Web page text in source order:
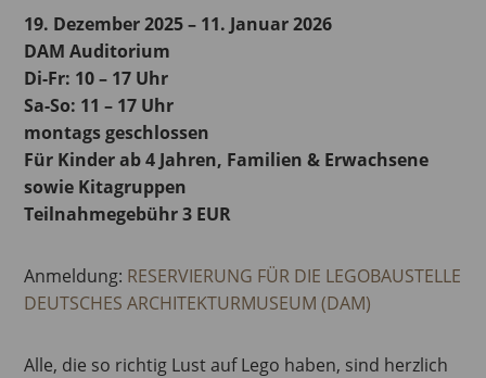
19. Dezember 2025 – 11. Januar 2026
DAM Auditorium
Di-Fr: 10 – 17 Uhr
Sa-So: 11 – 17 Uhr
montags geschlossen
Für Kinder ab 4 Jahren, Familien & Erwachsene
sowie Kitagruppen
Teilnahmegebühr 3 EUR
Anmeldung: RESERVIERUNG FÜR DIE LEGOBAUSTELLE
DEUTSCHES ARCHITEKTURMUSEUM (DAM)
Alle, die so richtig Lust auf Lego haben, sind herzlich